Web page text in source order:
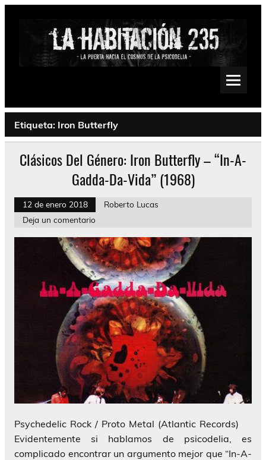
Saltar
Psychedelic, Stoner, Doom, Sludge, Fuzz, Space, Drone
Etiqueta: Iron Butterfly
Clásicos Del Género: Iron Butterfly – “In-A-
Gadda-Da-Vida” (1968)
12 de enero 2018
Roberto Lucas
Deja un comentario
Psychedelic Rock / Proto Metal (Atlantic Records)
Evidentemente si hablamos de psicodelia, es
complicado encontrar un argumento mejor que “In-A-